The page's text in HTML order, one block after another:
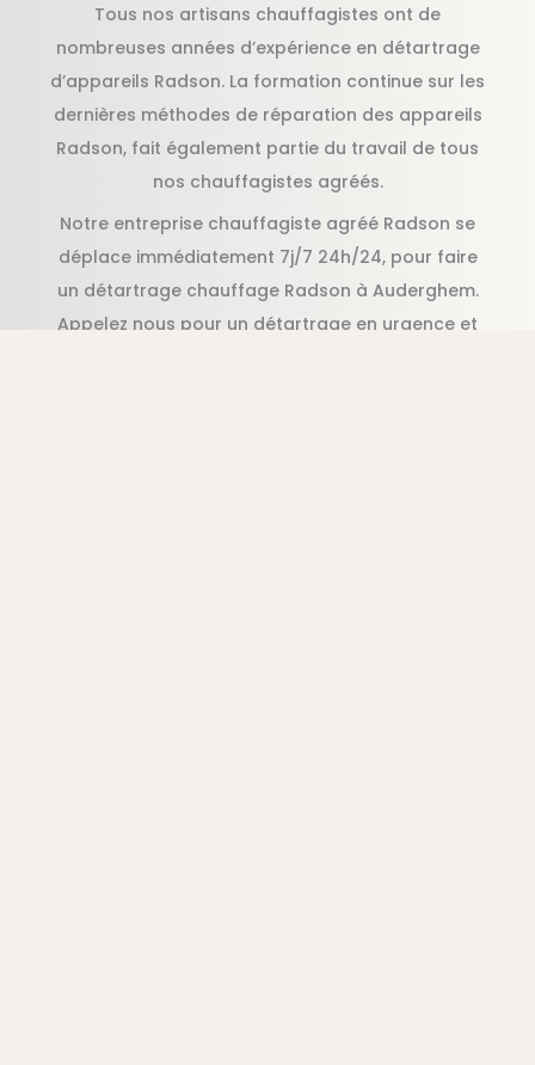
Tous nos artisans chauffagistes ont de
nombreuses années d’expérience en détartrage
d’appareils Radson. La formation continue sur les
dernières méthodes de réparation des appareils
Radson, fait également partie du travail de tous
nos chauffagistes agréés.
Notre entreprise chauffagiste agréé Radson se
déplace immédiatement 7j/7 24h/24, pour faire
un détartrage chauffage Radson à Auderghem.
Appelez nous pour un détartrage en urgence et